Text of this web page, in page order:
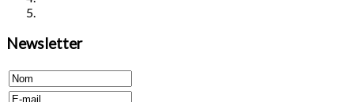
Newsletter